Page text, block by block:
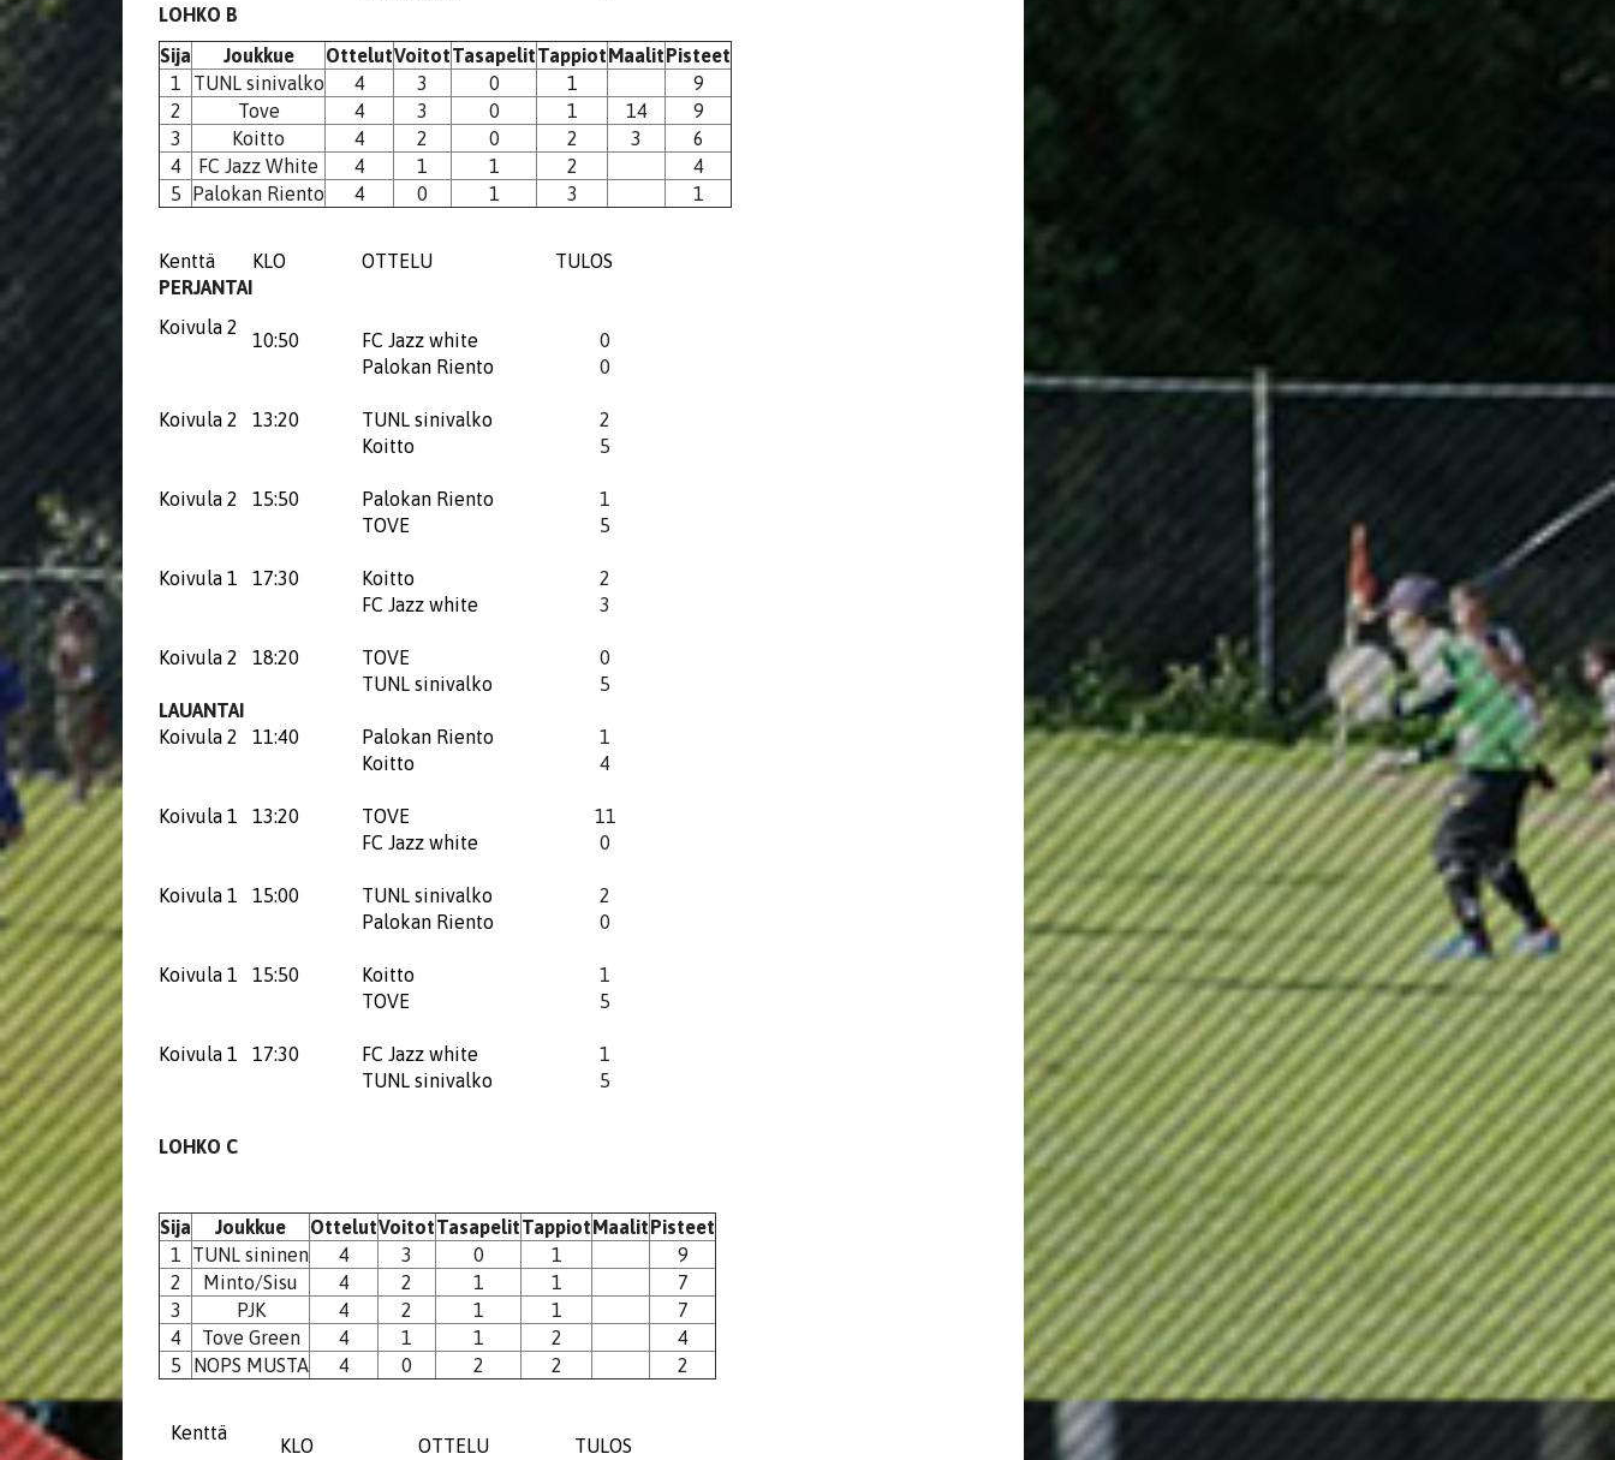
LOHKO B
Sija
Joukkue OttelutVoitotTasapelitTappiotMaalitPisteet
1
TUNL sinivalko 4 3 0 1
9
2
Tove 4 3 0 1 14
9
3
Koitto 4 2 0 2 3
6
4
FC Jazz White 4 1 1 2
4
5
Palokan Riento 4 0 1 3 1
Kenttä KLO OTTELU
TULOS
PERJANTAI
Koivula 2
10:50 FC Jazz white
0
Palokan Riento
0
Koivula 2 13:20 TUNL sinivalko
2
Koitto
5
Koivula 2 15:50 Palokan Riento
1
TOVE
5
Koivula 1 17:30 Koitto
2
FC Jazz white
3
Koivula 2 18:20 TOVE
0
TUNL sinivalko
5
LAUANTAI
Koivula 2
11:40 Palokan Riento
1
Koitto
4
Koivula 1 13:20 TOVE
11
FC Jazz white
0
Koivula 1 15:00 TUNL sinivalko
2
Palokan Riento
0
Koivula 1 15:50 Koitto
1
TOVE
5
Koivula 1 17:30 FC Jazz white
1
TUNL sinivalko
5
LOHKO C
Sija Joukkue OttelutVoitotTasapelitTappiotMaalitPisteet
1
TUNL sininen 4 3 0 1
9
2
Minto/Sisu 4 2 1 1
7
3
PJK 4 2 1 1
7
4
Tove Green 4 1 1 2
4
5
NOPS MUSTA 4 0 2 2 2
Kenttä
KLO OTTELU
TULOS